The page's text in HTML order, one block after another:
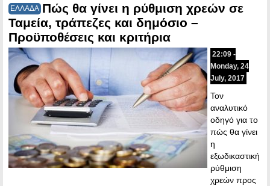
ΕΛΛΑΔΑ Πώς θα γίνει η ρύθμιση χρεών σε
Ταμεία, τράπεζες και δημόσιο –
Προϋποθέσεις και κριτήρια
22:09 -
Monday, 24
July, 2017
Τον
αναλυτικό
οδηγό για το
πώς θα γίνει
η
εξωδικαστική
ρύθμιση
χρεών προς